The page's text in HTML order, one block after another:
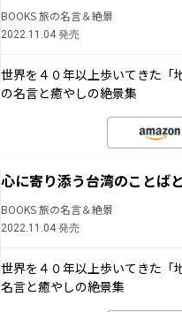
BOOKS 旅の名言＆絶景
2022.11.04 発売
世界を４０年以上歩いてきた「
の名言と癒やしの絶景集
心に寄り添う台湾のことば
BOOKS 旅の名言＆絶景
2022.11.04 発売
世界を４０年以上歩いてきた「
名言と癒やしの絶景集